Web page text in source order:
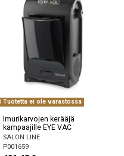
Tuotetta ei ole varastossa
Imurikarvojen kerääjä
kampaajille EYE VAC
SALON LINE
P001659